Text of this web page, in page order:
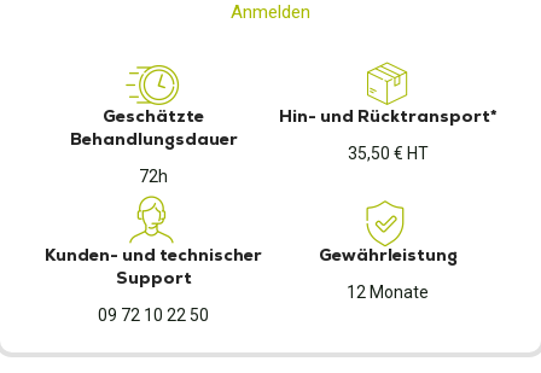
Anmelden
Geschätzte
Behandlungsdauer
72h
Hin- und Rücktransport*
35,50 € HT
Kunden- und technischer
Support
09 72 10 22 50
Gewährleistung
12 Monate